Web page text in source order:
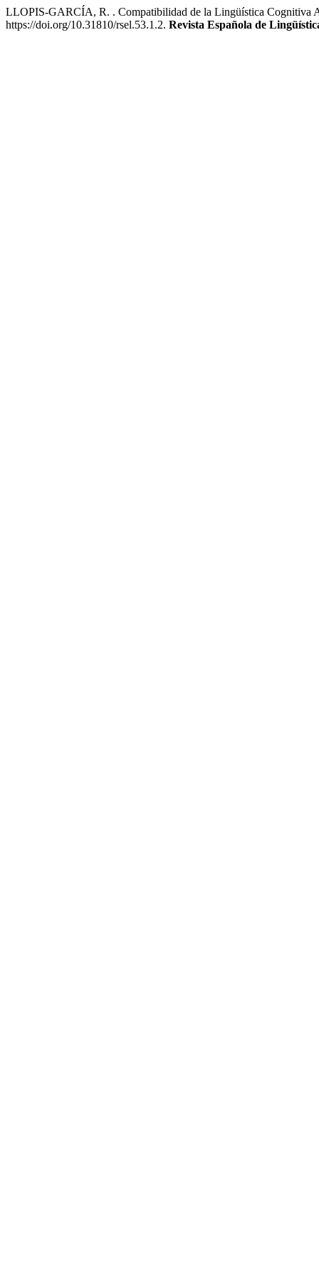
LLOPIS-GARCÍA, R. . Compatibilidad de la Lingüística Cognitiva
https://doi.org/10.31810/rsel.53.1.2. Revista Española de